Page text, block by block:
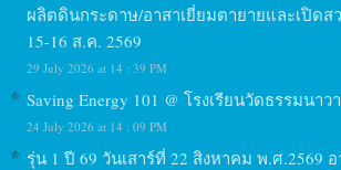
ผลิตดินกระดาษ/อาสาเยี่ยมตายายและเปิดส
15-16 ส.ค. 2569
29 July 2026 at 14 : 39 PM
Saving Energy 101 @ โรงเรียนวัดธรรมนาวา
24 July 2026 at 14 : 09 PM
รุ่น 1 ปี 69 วันเสาร์ที่ 22 สิงหาคม พ.ศ.2569